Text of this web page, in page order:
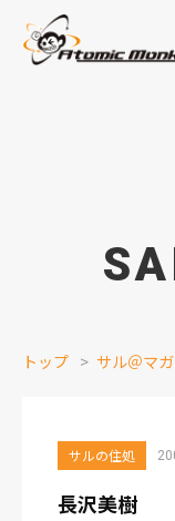
トップ サル＠マガ
サルの住処
長沢美樹